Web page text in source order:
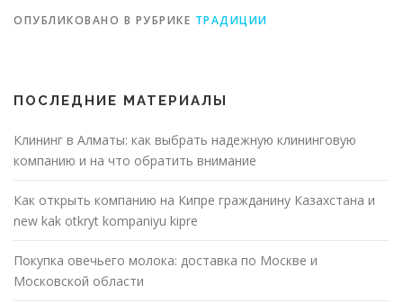
ОПУБЛИКОВАНО В РУБРИКЕ ТРАДИЦИИ
ПОСЛЕДНИЕ МАТЕРИАЛЫ
Клининг в Алматы: как выбрать надежную клининговую
компанию и на что обратить внимание
Как открыть компанию на Кипре гражданину Казахстана и
new kak otkryt kompaniyu kipre
Покупка овечьего молока: доставка по Москве и
Московской области